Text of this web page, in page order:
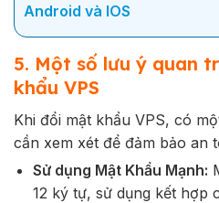
Android và IOS
5. Một số lưu ý quan
khẩu VPS
Khi đổi mật khẩu VPS, có
cần xem xét để đảm bảo an
Sử dụng Mật Khẩu Mạnh:
12 ký tự, sử dụng kết hợp